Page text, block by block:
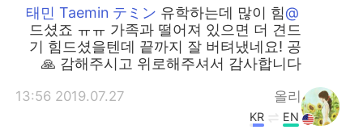
@태민 Taemin テミン
유학하는데 많이 힘
드셨죠 ㅠㅠ 가족과 떨어져 있으면 더 견드
기 힘드셨을텐데 끝까지 잘 버텨냈네요! 공
감해주시고 위로해주셔서 감사합니다 🙏
올리
2019.07.27 13:56
EN
KR